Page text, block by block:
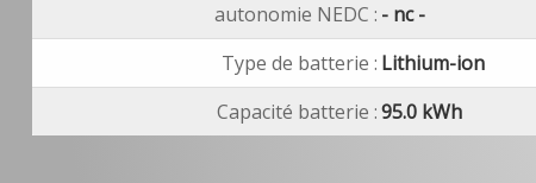
autonomie NEDC : - nc -
Type de batterie : Lithium-ion
Capacité batterie : 95.0 kWh